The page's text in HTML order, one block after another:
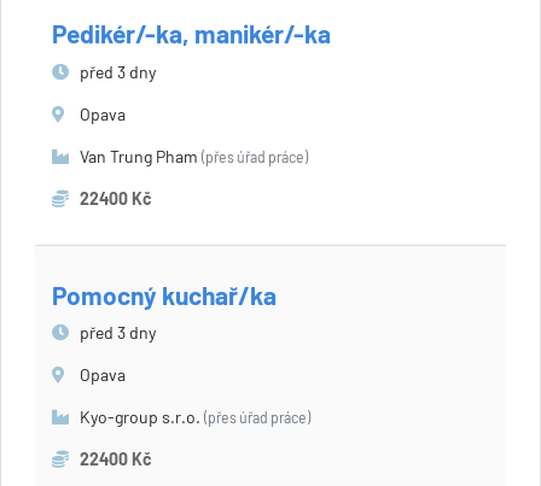
Pedikér/-ka, manikér/-ka
před 3 dny
Opava
Van Trung Pham (přes úřad práce)
22400 Kč
Pomocný kuchař/ka
před 3 dny
Opava
Kyo-group s.r.o. (přes úřad práce)
22400 Kč